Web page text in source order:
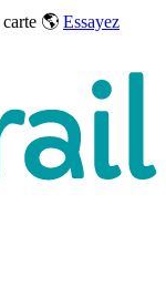
carte 🌎 Essayez